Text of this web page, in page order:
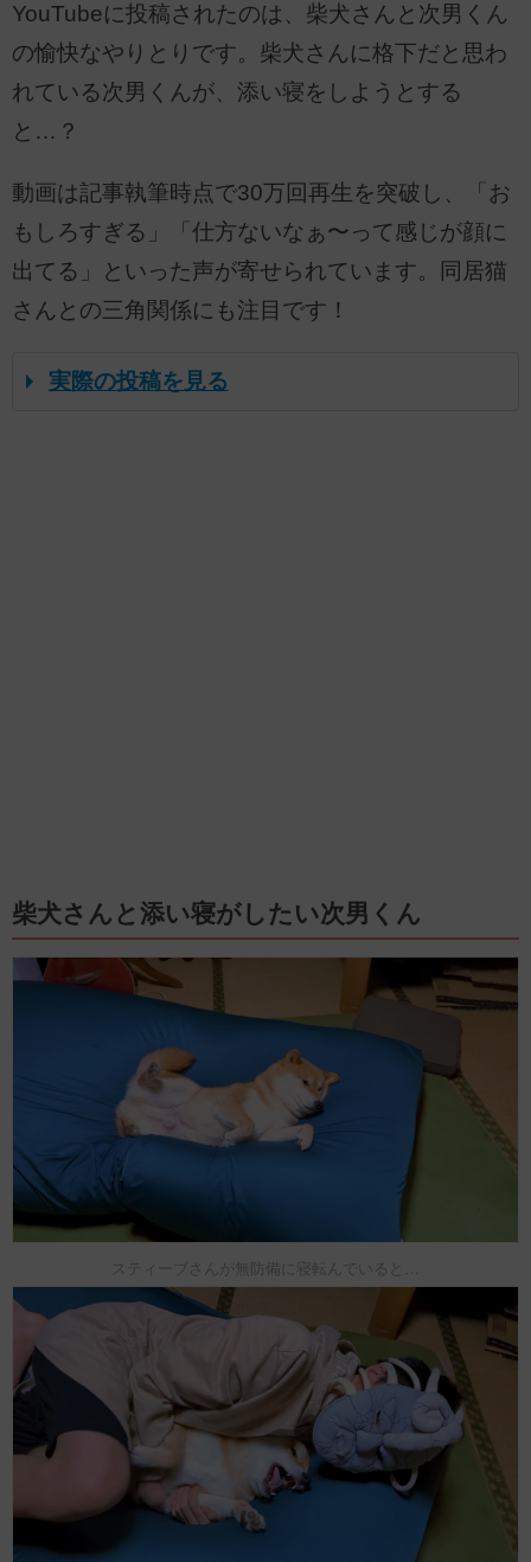
YouTubeに投稿されたのは、柴犬さんと次男くん
の愉快なやりとりです。柴犬さんに格下だと思わ
れている次男くんが、添い寝をしようとする
と…？
動画は記事執筆時点で30万回再生を突破し、「お
もしろすぎる」「仕方ないなぁ〜って感じが顔に
出てる」といった声が寄せられています。同居猫
さんとの三角関係にも注目です！
実際の投稿を見る
柴犬さんと添い寝がしたい次男くん
スティーブさんが無防備に寝転んでいると…